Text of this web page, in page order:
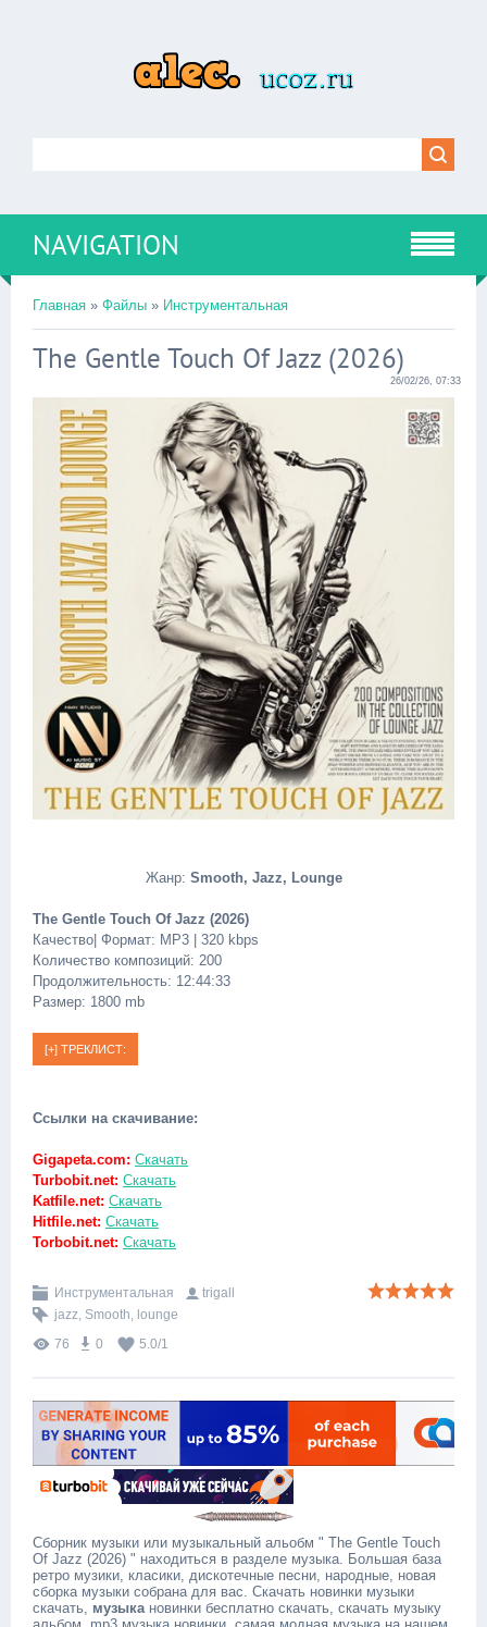
NAVIGATION
Главная » Файлы » Инструментальная
The Gentle Touch Of Jazz (2026)
26/02/26, 07:33
Жанр: Smooth, Jazz, Lounge
The Gentle Touch Of Jazz (2026)
Качество| Формат: MP3 | 320 kbps
Количество композиций: 200
Продолжительность: 12:44:33
Размер: 1800 mb
Ссылки на скачивание:
Gigapeta.com: Скачать
Turbobit.net: Скачать
Katfile.net: Скачать
Hitfile.net: Скачать
Torbobit.net: Скачать
Инструментальная
trigall
jazz, Smooth, lounge
76
0 5.0/1
Сборник музыки или музыкальный альобм " The Gentle Touch
Of Jazz (2026) " находиться в разделе музыка. Большая база
ретро музики, класики, дискотечные песни, народные, новая
сборка музыки собрана для вас. Скачать новинки музыки
скачать, музыкановинки бесплатно скачать, скачать музыку